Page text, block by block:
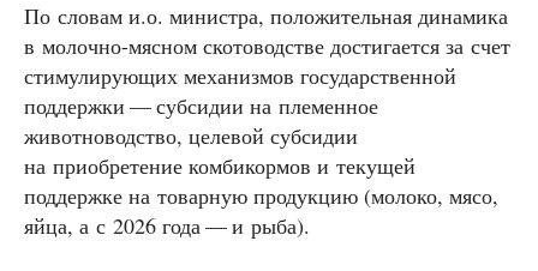
По словам и.о. министра, положительная динамика
в молочно-мясном скотоводстве достигается за счет
стимулирующих механизмов государственной
поддержки — субсидии на племенное
животноводство, целевой субсидии
на приобретение комбикормов и текущей
поддержке на товарную продукцию (молоко, мясо,
яйца, а с 2026 года — и рыба).